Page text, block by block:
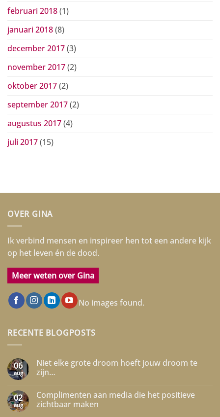
februari 2018(1)
januari 2018(8)
december 2017(3)
november 2017(2)
oktober 2017(2)
september 2017(2)
augustus 2017(4)
juli 2017(15)
OVER GINA
Ik verbind mensen en inspireer hen tot een andere kijk
op het leven én de dood.
Meer weten over Gina
No images found.
RECENTE BLOGPOSTS
06
aug
Niet elke grote droom hoeft jouw droom te
zijn…
op
Niet
elke
02
aug
Complimenten aan media die het positieve
zichtbaar maken